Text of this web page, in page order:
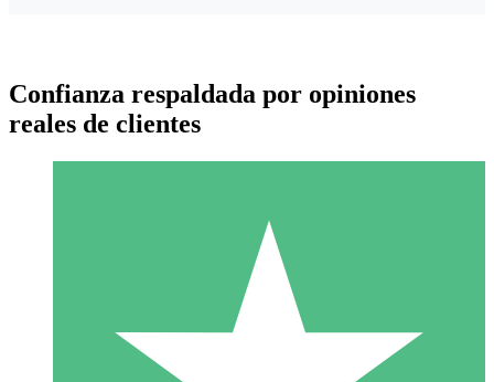
Paquetes de Créditos Individuales
Paga según el uso con créditos de descarga. Sin compromiso
Confianza respaldada por opiniones
reales de clientes